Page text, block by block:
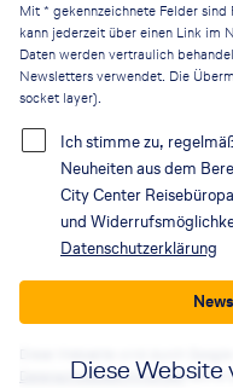
Mit * gekennzeichnete Felder
kann jederzeit über einen Link im
Daten werden vertraulich
Newsletters verwendet. Die
socket layer).
Ich stimme zu,
Neuheiten aus dem
City Center
und
Datenschutzerklärung
Diese
Datenschutzbestimmungensowie